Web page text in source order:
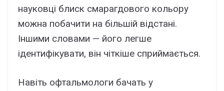
науковці блиск смарагдового кольору
можна побачити на більшій відстані.
Іншими словами — його легше
ідентифікувати, він чіткіше сприймається.
Навіть офтальмологи бачать у